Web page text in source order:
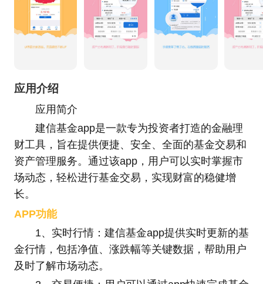
应用介绍
应用简介
建信基金app是一款专为投资者打造的金融理
财工具，旨在提供便捷、安全、全面的基金交易和
资产管理服务。通过该app，用户可以实时掌握市
场动态，轻松进行基金交易，实现财富的稳健增
长。
APP功能
1、实时行情：建信基金app提供实时更新的基
金行情，包括净值、涨跌幅等关键数据，帮助用户
及时了解市场动态。